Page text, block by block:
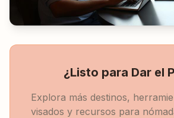
¿Listo para Dar el
Explora más destinos,
visados y recursos para